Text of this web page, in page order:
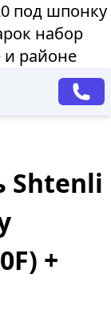
под шпонку
набор
и районе
Shtenli
+